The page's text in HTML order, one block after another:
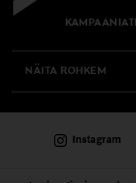
NÄITA ROHKEM
Instagram